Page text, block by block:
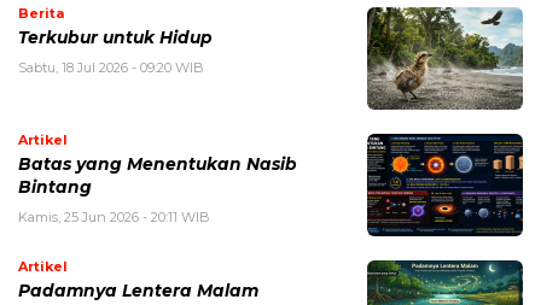
Berita
Terkubur untuk Hidup
Sabtu, 18 Jul 2026 - 09:20 WIB
Artikel
Batas yang Menentukan Nasib
Bintang
Kamis, 25 Jun 2026 - 20:11 WIB
Artikel
Padamnya Lentera Malam